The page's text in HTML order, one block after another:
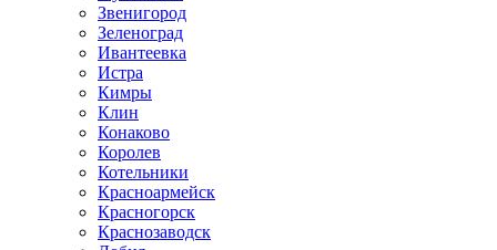
Звенигород
Зеленоград
Ивантеевка
Истра
Кимры
Клин
Конаково
Королев
Котельники
Красноармейск
Красногорск
Краснозаводск